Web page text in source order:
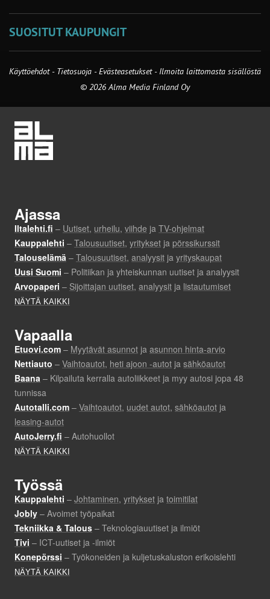
SUOSITUT KAUPUNGIT
Käyttöehdot - Tietosuoja -Evästeasetukset- Ilmoita laittomasta sisällöstä
© 2026 Alma Media Finland Oy